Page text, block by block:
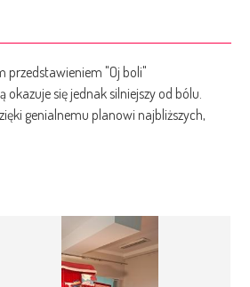
przedstawieniem "Oj boli"
się jednak silniejszy od bólu.
genialnemu planowi najbliższych,